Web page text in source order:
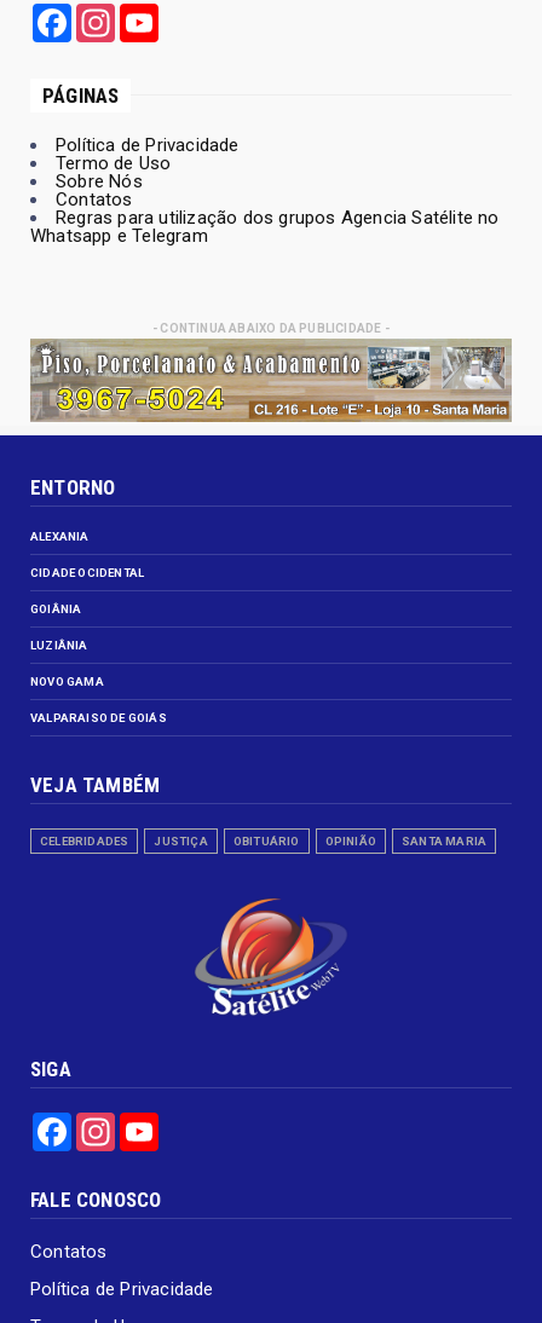
FacebookInstagram
PÁGINAS
Política de Privacidade
Termo de Uso
Sobre Nós
Contatos
Regras para utilização dos grupos Agencia Satélite no
Whatsapp e Telegram
- CONTINUA ABAIXO DA PUBLICIDADE -
ENTORNO
ALEXANIA
CIDADE OCIDENTAL
GOIÂNIA
LUZIÂNIA
NOVO GAMA
VALPARAISO DE GOIÁS
VEJA TAMBÉM
CELEBRIDADES JUSTIÇA OBITUÁRIO OPINIÃO SANTA MARIA
SIGA
FacebookInstagram
FALE CONOSCO
Contatos
Política de Privacidade